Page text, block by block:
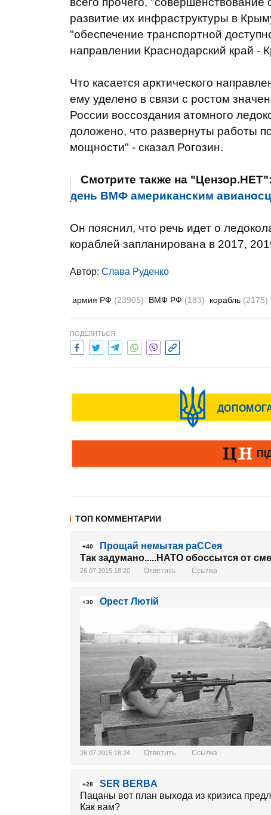
развитие их инфраструктуры в
"обеспечение транспортной
направлении Краснодарский край -
Что касается арктического
ему уделено в связи с ростом
России воссоздания атомного
доложено, что развернуты работы
мощности" - сказал Рогозин.
Смотрите также на "Цензор.НЕТ":
день ВМФ американским
Он пояснил, что речь идет о
кораблей запланирована в 2017,
Автор: Слава Руденко
армия РФ (23905) ВМФ РФ (183) корабль (2175)
ПОДЕЛИТЬСЯ:
ТОП КОММЕНТАРИИ
+40
Прощай немытая раССея
Так задумано.....НАТО обоссытся от
26.07.2015 18:20 Ответить Ссылка
+30 Орест Лютiй
26.07.2015 18:24 Ответить Ссылка
+28
SER BERBA
Пацаны вот план выхода из кризиса
Как вам?